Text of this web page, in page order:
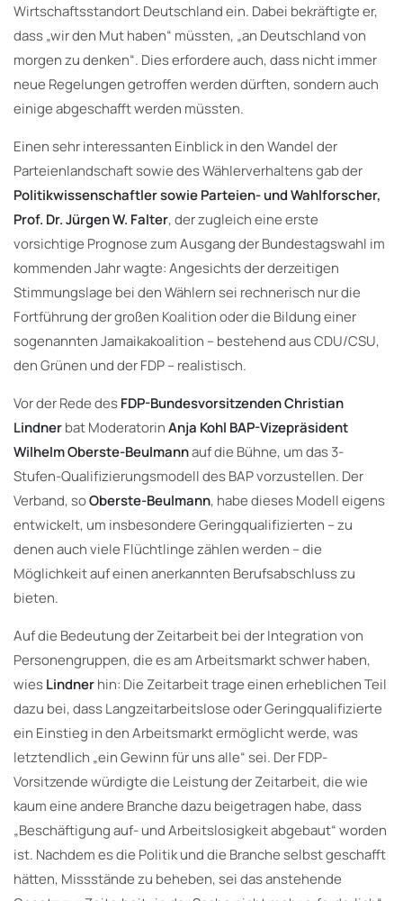
Wirtschaftsstandort Deutschland ein. Dabei bekräftigte er,
dass „wir den Mut haben“ müssten, „an Deutschland von
morgen zu denken“. Dies erfordere auch, dass nicht immer
neue Regelungen getroffen werden dürften, sondern auch
einige abgeschafft werden müssten.
Einen sehr interessanten Einblick in den Wandel der
Parteienlandschaft sowie des Wählerverhaltens gab der
Politikwissenschaftler sowie Parteien- und Wahlforscher,
Prof. Dr. Jürgen W. Falter, der zugleich eine erste
vorsichtige Prognose zum Ausgang der Bundestagswahl im
kommenden Jahr wagte: Angesichts der derzeitigen
Stimmungslage bei den Wählern sei rechnerisch nur die
Fortführung der großen Koalition oder die Bildung einer
sogenannten Jamaikakoalition – bestehend aus CDU/CSU,
den Grünen und der FDP – realistisch.
Vor der Rede desFDP-Bundesvorsitzenden Christian
Lindnerbat ModeratorinAnja Kohl BAP-Vizepräsident
Wilhelm Oberste-Beulmannauf die Bühne, um das 3-
Stufen-Qualifizierungsmodell des BAP vorzustellen. Der
Verband, soOberste-Beulmann, habe dieses Modell eigens
entwickelt, um insbesondere Geringqualifizierten – zu
denen auch viele Flüchtlinge zählen werden – die
Möglichkeit auf einen anerkannten Berufsabschluss zu
bieten.
Auf die Bedeutung der Zeitarbeit bei der Integration von
Personengruppen, die es am Arbeitsmarkt schwer haben,
wiesLindnerhin: Die Zeitarbeit trage einen erheblichen Teil
dazu bei, dass Langzeitarbeitslose oder Geringqualifizierte
ein Einstieg in den Arbeitsmarkt ermöglicht werde, was
letztendlich „ein Gewinn für uns alle“ sei. Der FDP-
Vorsitzende würdigte die Leistung der Zeitarbeit, die wie
kaum eine andere Branche dazu beigetragen habe, dass
„Beschäftigung auf- und Arbeitslosigkeit abgebaut“ worden
ist. Nachdem es die Politik und die Branche selbst geschafft
hätten, Missstände zu beheben, sei das anstehende